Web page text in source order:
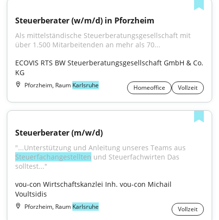
Steuerberater (w/m/d) in Pforzheim
Als mittelständische Steuerberatungsgesellschaft mit
über 1.500 Mitarbeitenden an mehr als 70...
ECOVIS RTS BW Steuerberatungsgesellschaft GmbH & Co.
KG
Pforzheim, Raum Karlsruhe Homeoffice Vollzeit
Steuerberater (m/w/d)
Steuerfachangestellten und Steuerfachwirten Das
solltest..."
vou-con Wirtschaftskanzlei Inh. vou-con Michail
Voultsidis
Pforzheim, Raum Karlsruhe Vollzeit